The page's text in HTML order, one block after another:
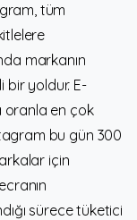
tüm
markanın
bir yoldur. E-
oranla en çok
bu gün 300
için
sürece tüketici